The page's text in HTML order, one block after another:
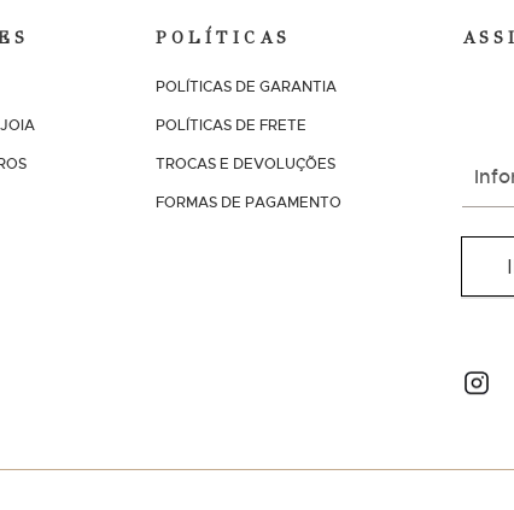
POLÍTICAS
POLÍTICAS DE GARANTIA
POLÍTICAS DE FRETE
TROCAS E DEVOLUÇÕES
FORMAS DE PAGAMENTO
s
v
s
e
n